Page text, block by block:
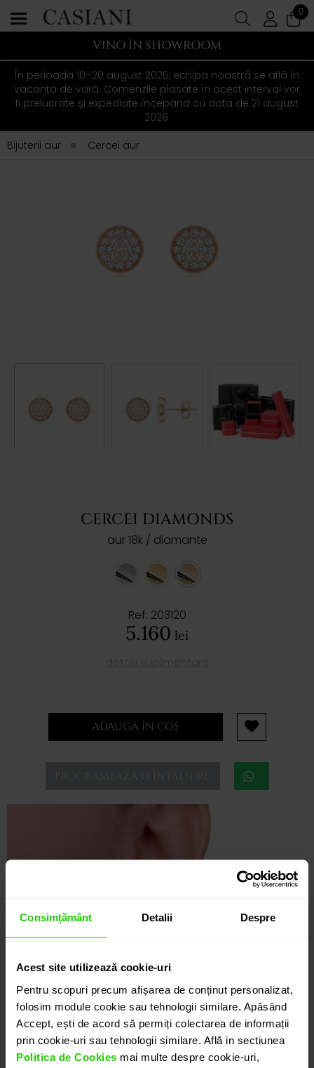
Consimțământ Detalii Despre
Acest site utilizează cookie-uri
Pentru scopuri precum afișarea de conținut personalizat,
folosim module cookie sau tehnologii similare. Apăsând
Accept, ești de acord să permiți colectarea de informații
prin cookie-uri sau tehnologii similare. Află in sectiunea
Politica de Cookies mai multe despre cookie-uri,
0
VINO ÎN SHOWROOM
În perioada 10–20 august 2026, echipa noastră se află în
vacanța de vară. Comenzile plasate în acest interval vor
fi prelucrate și expediate începând cu data de 21 august
2026.
Bijuterii aur
Cercei aur
CERCEI DIAMONDS
aur 18k / diamante
Ref: 203120
5.160 lei
ADAUGĂ ÎN COȘ